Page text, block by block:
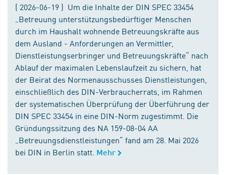
( 2026-06-19 ) Um die Inhalte der DIN SPEC 33454
„Betreuung unterstützungsbedürftiger Menschen
durch im Haushalt wohnende Betreuungskräfte aus
dem Ausland - Anforderungen an Vermittler,
Dienstleistungserbringer und Betreuungskräfte“ nach
Ablauf der maximalen Lebenslaufzeit zu sichern, hat
der Beirat des Normenausschusses Dienstleistungen,
einschließlich des DIN-Verbraucherrats, im Rahmen
der systematischen Überprüfung der Überführung der
DIN SPEC 33454 in eine DIN-Norm zugestimmt. Die
Gründungssitzung des NA 159-08-04 AA
„Betreuungsdienstleistungen“ fand am 28. Mai 2026
bei DIN in Berlin statt. Mehr